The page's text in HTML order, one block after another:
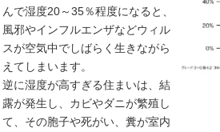
んで湿度20～35％程度になると、
風邪やインフルエンザなどウィル
スが空気中でしばらく生きながら
えてしまいます。
逆に湿度が高すぎる住まいは、結
露が発生し、カビやダニが繁殖し
て、その胞子や死がい、糞が室内